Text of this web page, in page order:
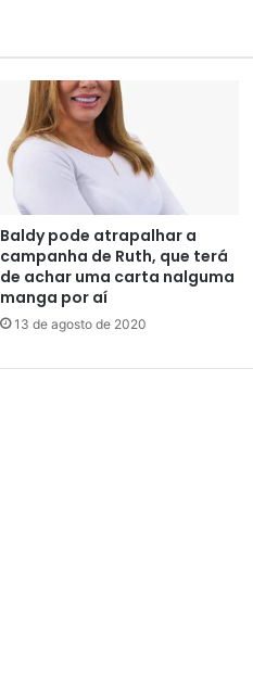
Baldy pode atrapalhar a
campanha de Ruth, que terá
de achar uma carta nalguma
manga por aí
13 de agosto de 2020